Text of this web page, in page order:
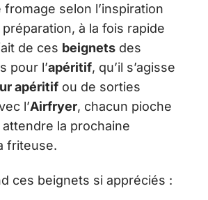
fromage selon l’inspiration
à la fois rapide
de ces beignets des
pour l’apéritif, qu’il s’agisse
apéritif ou de sorties
l’Airfryer, chacun pioche
la prochaine
friteuse.
ces beignets si appréciés :